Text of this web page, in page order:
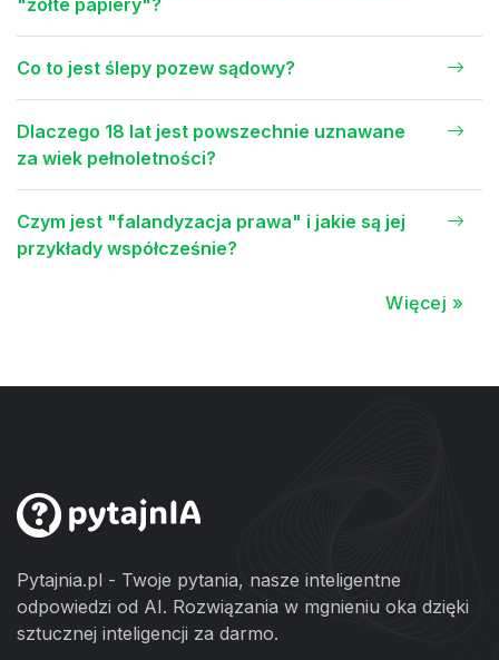
"żółte papiery"?
Co to jest ślepy pozew sądowy?
Dlaczego 18 lat jest powszechnie uznawane
za wiek pełnoletności?
Czym jest "falandyzacja prawa" i jakie są jej
przykłady współcześnie?
Więcej »
Pytajnia.pl - Twoje pytania, nasze inteligentne
odpowiedzi od AI. Rozwiązania w mgnieniu oka dzięki
sztucznej inteligencji za darmo.